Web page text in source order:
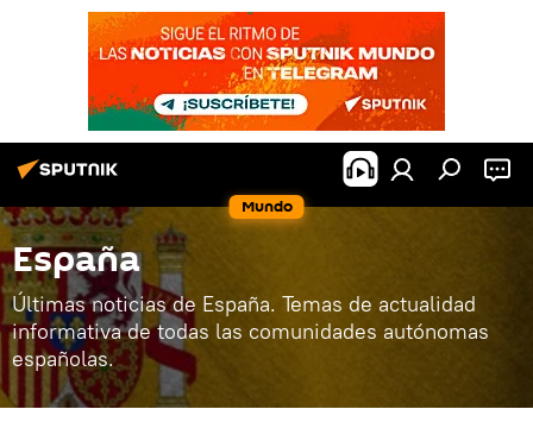
Mundo
España
Últimas noticias de España. Temas de actualidad
informativa de todas las comunidades autónomas
españolas.